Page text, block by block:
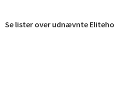
Se lister over udnævnte